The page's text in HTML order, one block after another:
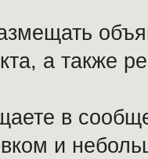
а также
в
и